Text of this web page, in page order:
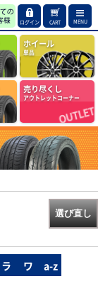
ログイン CART MENU
ホイール
単品
売り尽くし
アウトレットコーナー
選び直し
ラ ワ a-z